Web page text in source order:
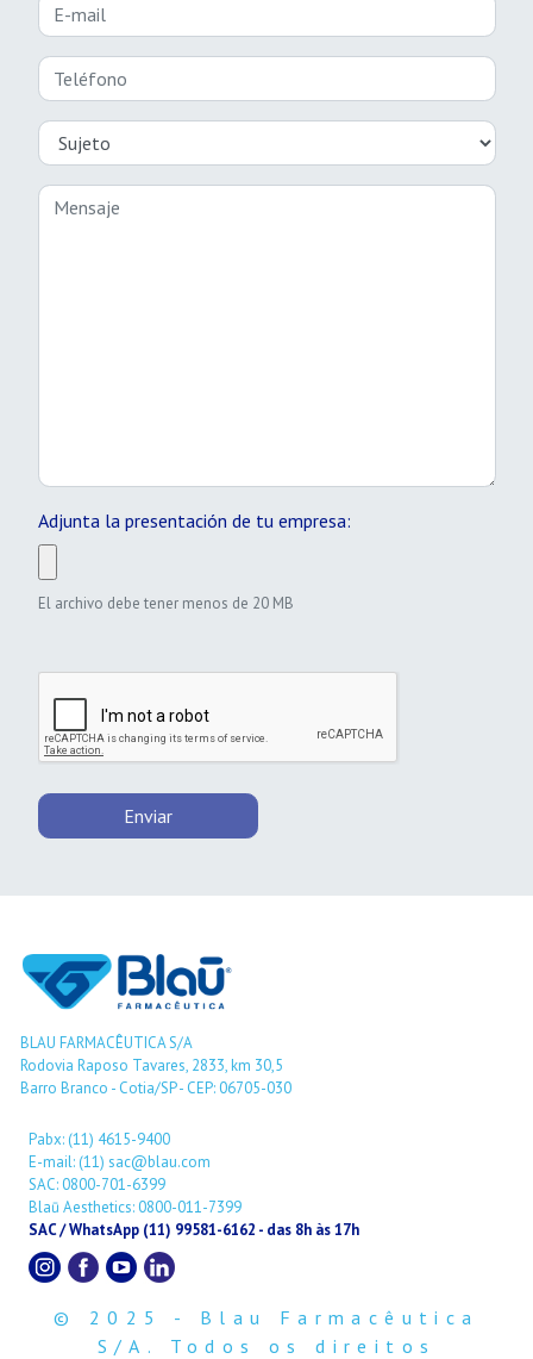
Adjunta la presentación de tu empresa:
El archivo debe tener menos de 20 MB
Enviar
BLAU FARMACÊUTICA S/A
Rodovia Raposo Tavares, 2833, km 30,5
Barro Branco - Cotia/SP - CEP: 06705-030
Pabx: (11) 4615-9400
E-mail: (11) sac@blau.com
SAC: 0800-701-6399
Blaū Aesthetics: 0800-011-7399
SAC / WhatsApp (11) 99581-6162 - das 8h às 17h
© 2025 - Blau Farmacêutica
S/A. Todos os direitos